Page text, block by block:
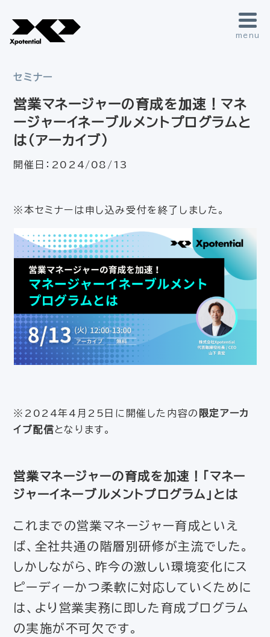
menu
セミナー
営業マネージャーの育成を加速！マネ
ージャーイネーブルメントプログラムと
は（アーカイブ）
開催日： 2024/08/13
※本セミナーは申し込み受付を終了しました。
※2024年4月25日に開催した内容の 限定アーカ
イブ配信となります。
営業マネージャーの育成を加速！「マネー
ジャーイネーブルメントプログラム」とは
これまでの営業マネージャー育成といえ
ば、全社共通の階層別研修が主流でした。
しかしながら、昨今の激しい環境変化にス
ピーディーかつ柔軟に対応していくために
は、より営業実務に即した育成プログラム
の実施が不可欠です。